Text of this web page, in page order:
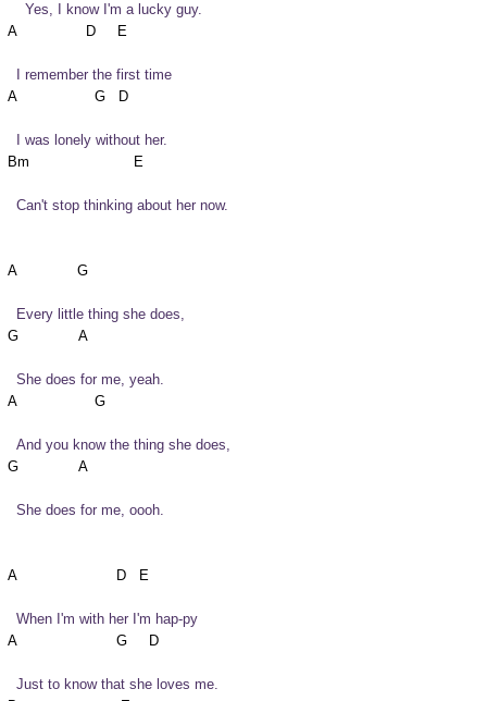
    Yes, I know I'm a lucky guy.
  I remember the first time
  I was lonely without her.
  Can't stop thinking about her now.
  Every little thing she does,
  She does for me, yeah.
  And you know the thing she does,
  She does for me, oooh.
  When I'm with her I'm hap-py
  Just to know that she loves me.